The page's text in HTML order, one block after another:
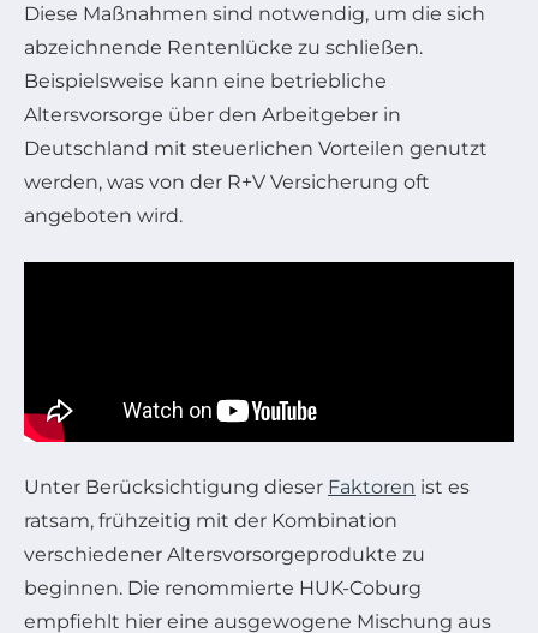
Diese Maßnahmen sind notwendig, um die sich
abzeichnende Rentenlücke zu schließen.
Beispielsweise kann eine betriebliche
Altersvorsorge über den Arbeitgeber in
Deutschland mit steuerlichen Vorteilen genutzt
werden, was von der R+V Versicherung oft
angeboten wird.
Unter Berücksichtigung dieser Faktoren ist es
ratsam, frühzeitig mit der Kombination
verschiedener Altersvorsorgeprodukte zu
beginnen. Die renommierte HUK-Coburg
empfiehlt hier eine ausgewogene Mischung aus